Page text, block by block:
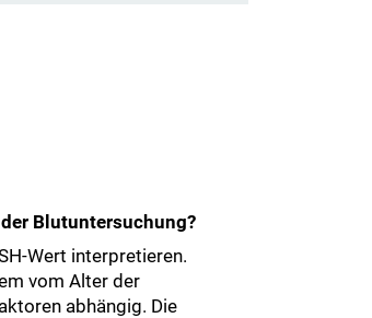
Blutuntersuchung?
Wert interpretieren.
vom Alter der
abhängig. Die